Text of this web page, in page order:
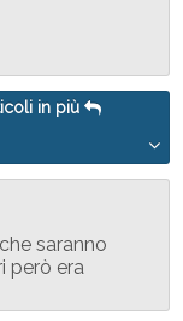
in più
saranno
però era